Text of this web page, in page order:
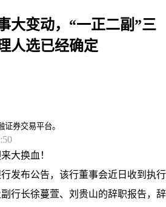
大变动，“一正二副”三
人选已经确定
券交易平台。
大换血！
发布公告，该行董事会近日收到执行
行长徐蔓萱、刘贵山的辞职报告，辞